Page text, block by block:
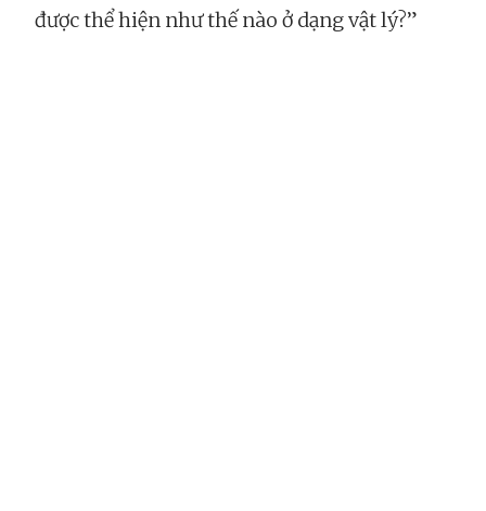
được thể hiện như thế nào ở dạng vật lý?”